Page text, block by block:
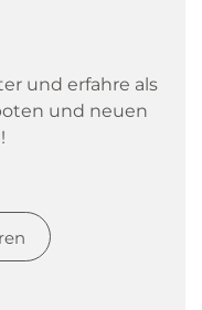
und erfahre als
und neuen